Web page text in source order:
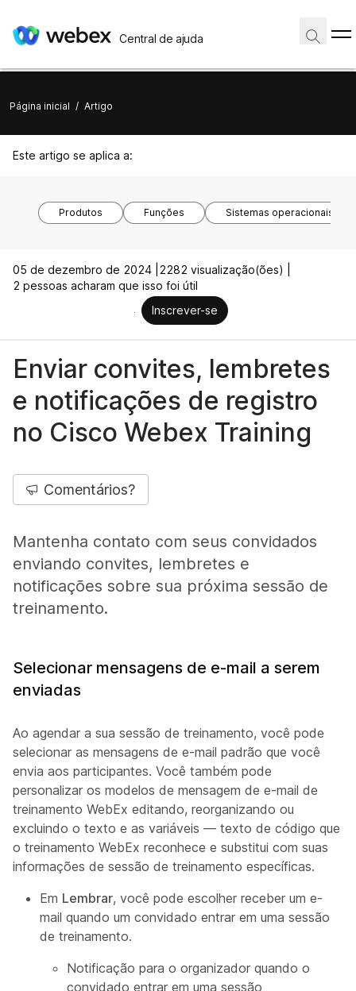
Central de ajuda
Página inicial / Artigo
Este artigo se aplica a:
Produtos Funções Sistemas operacionais
05 de dezembro de 2024 |
2282 visualização(ões) |
2 pessoas acharam que isso foi útil
Inscrever-se
Enviar convites, lembretes
e notificações de registro
no Cisco Webex Training
Comentários?
Mantenha contato com seus convidados
enviando convites, lembretes e
notificações sobre sua próxima sessão de
treinamento.
Selecionar mensagens de e-mail a serem
enviadas
Ao agendar a sua sessão de treinamento, você pode
selecionar as mensagens de e-mail padrão que você
envia aos participantes. Você também pode
personalizar os modelos de mensagem de e-mail de
treinamento WebEx editando, reorganizando ou
excluindo o texto e as variáveis — texto de código que
o treinamento WebEx reconhece e substitui com suas
informações de sessão de treinamento específicas.
Em Lembrar, você pode escolher receber um e-
mail quando um convidado entrar em uma sessão
de treinamento.
Notificação para o organizador quando o
convidado entrar em uma sessão